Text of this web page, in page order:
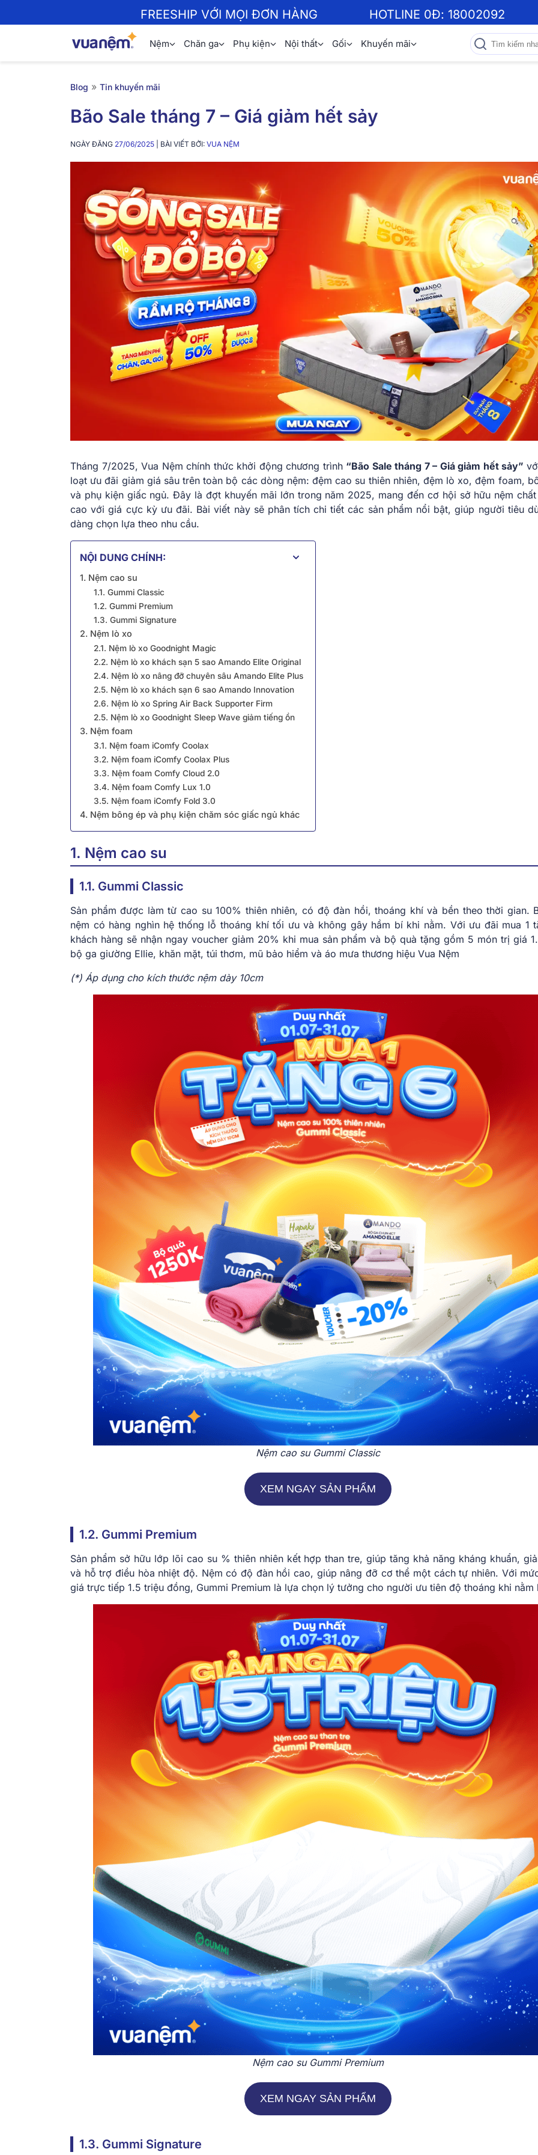
FREESHIP VỚI MỌI ĐƠN HÀNG HOTLINE 0Đ: 18002092
Nệm Chăn ga Phụ kiện Nội thất Gối Khuyến mãi
Blog » Tin khuyến mãi
Bão Sale tháng 7 – Giá giảm hết sảy
NGÀY ĐĂNG 27/06/2025 | BÀI VIẾT BỞI: VUA NỆM
Tháng 7/2025, Vua Nệm chính thức khởi động chương trình “Bão Sale tháng 7 – Giá giảm hết sảy”
loạt ưu đãi giảm giá sâu trên toàn bộ các dòng nệm: đệm cao su thiên nhiên, đệm lò xo, đệm foam,
và phụ kiện giấc ngủ. Đây là đợt khuyến mãi lớn trong năm 2025, mang đến cơ hội sở hữu nệm
cao với giá cực kỳ ưu đãi. Bài viết này sẽ phân tích chi tiết các sản phẩm nổi bật, giúp người tiêu
dàng chọn lựa theo nhu cầu.
NỘI DUNG CHÍNH:
1. Nệm cao su
1.1. Gummi Classic
1.2. Gummi Premium
1.3. Gummi Signature
2. Nệm lò xo
2.1. Nệm lò xo Goodnight Magic
2.2. Nệm lò xo khách sạn 5 sao Amando Elite Original
2.4. Nệm lò xo nâng đỡ chuyên sâu Amando Elite Plus
2.5. Nệm lò xo khách sạn 6 sao Amando Innovation
2.6. Nệm lò xo Spring Air Back Supporter Firm
2.5. Nệm lò xo Goodnight Sleep Wave giảm tiếng ồn
3. Nệm foam
3.1. Nệm foam iComfy Coolax
3.2. Nệm foam iComfy Coolax Plus
3.3. Nệm foam Comfy Cloud 2.0
3.4. Nệm foam Comfy Lux 1.0
3.5. Nệm foam iComfy Fold 3.0
4. Nệm bông ép và phụ kiện chăm sóc giấc ngủ khác
1. Nệm cao su
1.1. Gummi Classic
Sản phẩm được làm từ cao su 100% thiên nhiên, có độ đàn hồi, thoáng khí và bền theo thời gian.
nệm có hàng nghìn hệ thống lỗ thoáng khí tối ưu và không gây hầm bí khi nằm. Với ưu đãi mua 1
khách hàng sẽ nhận ngay voucher giảm 20% khi mua sản phẩm và bộ quà tặng gồm 5 món trị giá
bộ ga giường Ellie, khăn mặt, túi thơm, mũ bảo hiểm và áo mưa thương hiệu Vua Nệm
(*) Áp dụng cho kích thước nệm dày 10cm
Nệm cao su Gummi Classic
XEM NGAY SẢN PHẨM
1.2. Gummi Premium
Sản phẩm sở hữu lớp lõi cao su % thiên nhiên kết hợp than tre, giúp tăng khả năng kháng khuẩn,
và hỗ trợ điều hòa nhiệt độ. Nệm có độ đàn hồi cao, giúp nâng đỡ cơ thể một cách tự nhiên. Với
giá trực tiếp 1.5 triệu đồng, Gummi Premium là lựa chọn lý tưởng cho người ưu tiên độ thoáng khi nằm
Nệm cao su Gummi Premium
XEM NGAY SẢN PHẨM
1.3. Gummi Signature